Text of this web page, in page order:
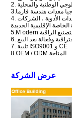
الوطنية والمحلية
معدات هندسة فارما
4.
الأدوية ، الشركات
الإقليمية الجديدة
5.M
الراقية
6.وفعالة بعد البيع
7.
تلبية ISO9001 و CE
8.OEM / ODM المتاحة
عرض الشركة